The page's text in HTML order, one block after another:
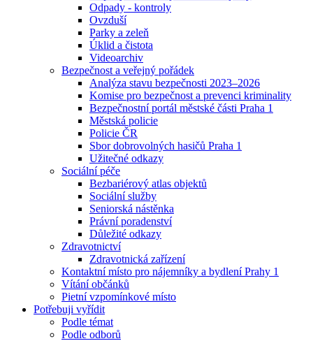
Odpady - kontroly
Ovzduší
Parky a zeleň
Úklid a čistota
Videoarchiv
Bezpečnost a veřejný pořádek
Analýza stavu bezpečnosti 2023–2026
Komise pro bezpečnost a prevenci kriminality
Bezpečnostní portál městské části Praha 1
Městská policie
Policie ČR
Sbor dobrovolných hasičů Praha 1
Užitečné odkazy
Sociální péče
Bezbariérový atlas objektů
Sociální služby
Seniorská nástěnka
Právní poradenství
Důležité odkazy
Zdravotnictví
Zdravotnická zařízení
Kontaktní místo pro nájemníky a bydlení Prahy 1
Vítání občánků
Pietní vzpomínkové místo
Potřebuji vyřídit
Podle témat
Podle odborů